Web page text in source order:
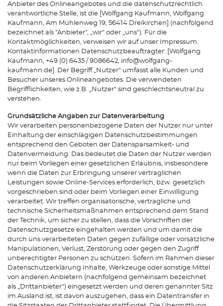
Anbieter des Onlineangebotes und die datenschutzrechtlich
verantwortliche Stelle, ist die [Wolfgang Kaufmann, Wolfgang
Kaufmann, Am Mühlenweg 19, 56414 Dreikirchen] (nachfolgend
bezeichnet als "Anbieter", „wir“ oder „uns“). Für die
Kontaktmöglichkeiten, verweisen wir auf unser Impressum.
Kontaktinformationen Datenschutzbeauftragter: [Wolfgang
Kaufmann, +49 (0) 6435 / 9086642, info@wolfgang-
kaufmann.de]. Der Begriff „Nutzer“ umfasst alle Kunden und
Besucher unseres Onlineangebotes. Die verwendeten
Begrifflichkeiten, wie z.B. „Nutzer“ sind geschlechtsneutral zu
verstehen.
Grundsätzliche Angaben zur Datenverarbeitung
Wir verarbeiten personenbezogene Daten der Nutzer nur unter
Einhaltung der einschlägigen Datenschutzbestimmungen
entsprechend den Geboten der Datensparsamkeit- und
Datenvermeidung. Das bedeutet die Daten der Nutzer werden
nur beim Vorliegen einer gesetzlichen Erlaubnis, insbesondere
wenn die Daten zur Erbringung unserer vertraglichen
Leistungen sowie Online-Services erforderlich, bzw. gesetzlich
vorgeschrieben sind oder beim Vorliegen einer Einwilligung
verarbeitet. Wir treffen organisatorische, vertragliche und
technische Sicherheitsmaßnahmen entsprechend dem Stand
der Technik, um sicher zu stellen, dass die Vorschriften der
Datenschutzgesetze eingehalten werden und um damit die
durch uns verarbeiteten Daten gegen zufällige oder vorsätzliche
Manipulationen, Verlust, Zerstörung oder gegen den Zugriff
unberechtigter Personen zu schützen. Sofern im Rahmen dieser
Datenschutzerklärung Inhalte, Werkzeuge oder sonstige Mittel
von anderen Anbietern (nachfolgend gemeinsam bezeichnet
als „Drittanbieter“) eingesetzt werden und deren genannter Sitz
im Ausland ist, ist davon auszugehen, dass ein Datentransfer in